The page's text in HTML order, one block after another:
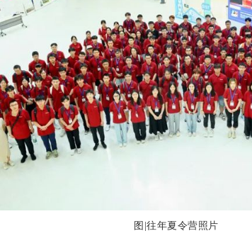
图|往年夏令营照片